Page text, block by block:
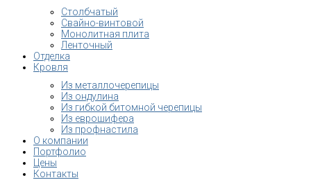
Столбчатый
Свайно-винтовой
Монолитная плита
Ленточный
Отделка
Кровля
Из металлочерепицы
Из ондулина
Из гибкой битомной черепицы
Из еврошифера
Из профнастила
О компании
Портфолио
Цены
Контакты